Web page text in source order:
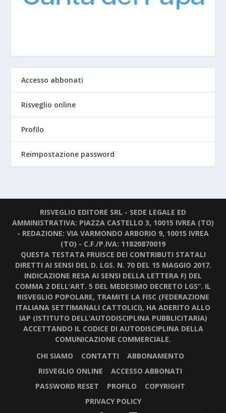
Accesso abbonati
Risveglio online
Profilo
Reimpostazione password
RISVEGLIO EDITORE SRL - SEDE LEGALE ED
AMMINISTRATIVA: PIAZZA CASTELLO 3, 10015 IVREA (TO)
- REDAZIONE: VIA VARMONDO ARBORIO 9, 10015 IVREA
(TO) - C.F./P.IVA: 11820870019
QUESTA TESTATA FRUISCE DEI CONTRIBUTI STATALI
DIRETTI AI SENSI DEL D. LGS. N. 70 DEL 15 MAGGIO 2017.
INDICAZIONE RESA AI SENSI DELLA LETTERA F) DEL
COMMA 2 DELL’ART. 5 DEL MEDESIMO DECRETO LGS”. IL
RISVEGLIO POPOLARE, TRAMITE LA FISC (FEDERAZIONE
ITALIANA SETTIMANALI CATTOLICI), HA ADERITO ALLO
IAP (ISTITUTO DELL’AUTODISCIPLINA PUBBLICITARIA)
ACCETTANDO IL CODICE DI AUTODISCIPLINA DELLA
COMUNICAZIONE COMMERCIALE.
CHI SIAMO
CONTATTI
ABBONAMENTO
RISVEGLIO ONLINE
ACCESSO ABBONATI
PASSWORD RESET
PROFILO
COPYRIGHT
PRIVACY POLICY